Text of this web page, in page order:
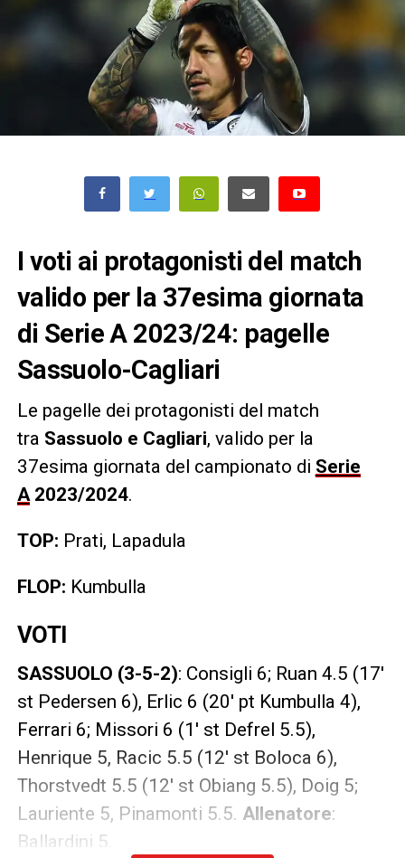
I voti ai protagonisti del match
valido per la 37esima giornata
di Serie A 2023/24: pagelle
Sassuolo-Cagliari
Le pagelle dei protagonisti del match
tra Sassuolo e Cagliari, valido per la
37esima giornata del campionato di Serie
A2023/2024.
TOP: Prati, Lapadula
FLOP: Kumbulla
VOTI
SASSUOLO (3-5-2): Consigli 6; Ruan 4.5 (17′
st Pedersen 6), Erlic 6 (20′ pt Kumbulla 4),
Ferrari 6; Missori 6 (1′ st Defrel 5.5),
Henrique 5, Racic 5.5 (12′ st Boloca 6),
Thorstvedt 5.5 (12′ st Obiang 5.5), Doig 5;
Lauriente 5, Pinamonti 5.5. Allenatore:
Ballardini 5.